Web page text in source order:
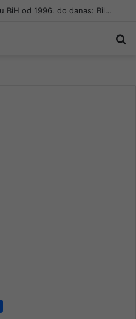
Ko je sjedio u Predsjedništvu BiH od 1996. do danas: Bilo je smijenjenih, osuđenih i ponovo vraćenih na vlast